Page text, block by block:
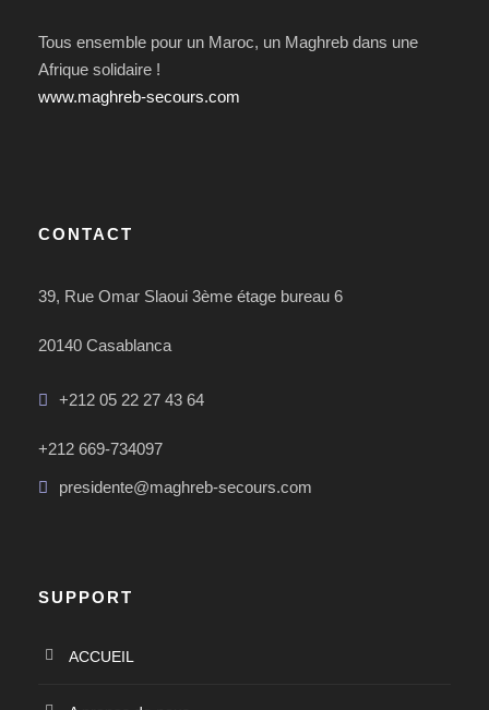
Tous ensemble pour un Maroc, un Maghreb dans une
Afrique solidaire !
www.maghreb-secours.com
CONTACT
39, Rue Omar Slaoui 3ème étage bureau 6
20140 Casablanca
+212 05 22 27 43 64
+212 669-734097
presidente@maghreb-secours.com
SUPPORT
ACCUEIL